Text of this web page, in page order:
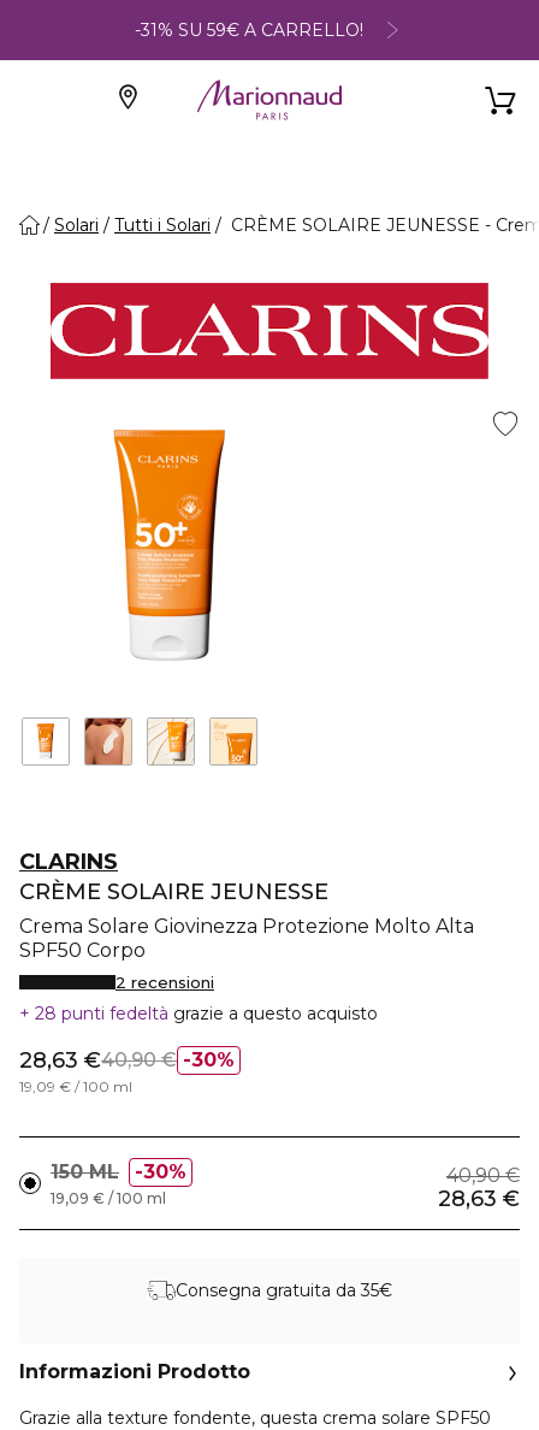
-31% SU 59€ A CARRELLO!
Solari Tutti i Solari CRÈME SOLAIRE JEUNESSE -
CLARINS
CRÈME SOLAIRE JEUNESSE
Crema Solare Giovinezza Protezione Molto Alta
SPF50 Corpo
2 recensioni
28 punti fedeltà grazie a questo acquisto
30%
28,63 €40,90 €
19,09 € / 100 ml
150 ML 30% 40,90 €
28,63 €
19,09 € / 100 ml
Consegna gratuita da 35€
Informazioni Prodotto
Grazie alla texture fondente, questa crema solare SPF50